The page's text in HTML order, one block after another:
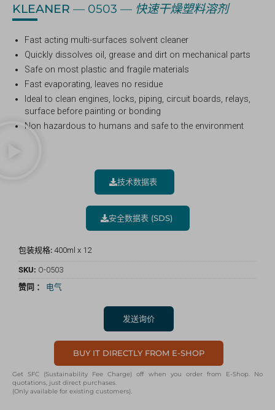
KLEANER — 0503 — 快速干燥塑料溶剂
Fast acting multi-surfaces solvent cleaner
Quickly dissolves oil, grease and dirt on mechanical parts
Safe on most plastic and fragile materials
Fast evaporating, leaves no residue
Ideal to clean engines, locks, piping, circuit boards, relays,
surface before painting or bonding
Non hazardous to humans and safe to the environment
技术数据表
安全数据表 (SDS)
包装规格: 400ml x 12
SKU: O-0503
赞同 ：
电气
发送询价
BUY IT DIRECTLY FROM E-SHOP
Get SFC (Sustainability Fee Charge) off when you order from E-Shop. No
quotations, just direct purchases.
(Only available for existing customers).